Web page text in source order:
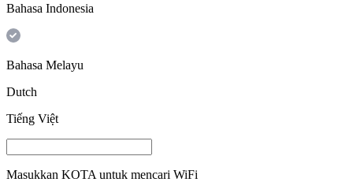
Bahasa Indonesia
Bahasa Melayu
Dutch
Tiếng Việt
Masukkan KOTA untuk mencari WiFi